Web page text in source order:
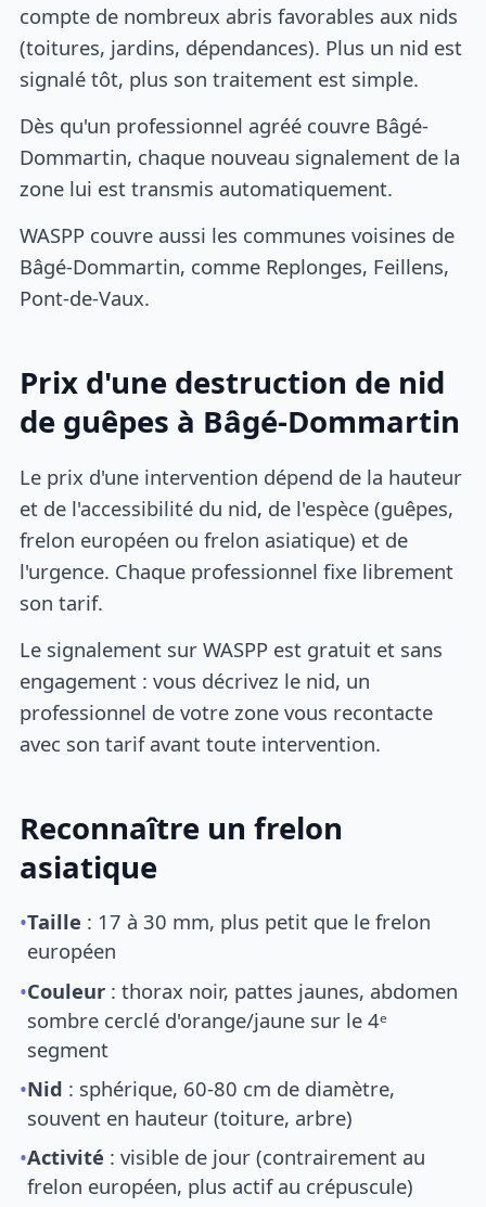
compte de nombreux abris favorables aux nids
(toitures, jardins, dépendances). Plus un nid est
signalé tôt, plus son traitement est simple.
Dès qu'un professionnel agréé couvre Bâgé-
Dommartin, chaque nouveau signalement de la
zone lui est transmis automatiquement.
WASPP couvre aussi les communes voisines de
Bâgé-Dommartin, comme Replonges, Feillens,
Pont-de-Vaux.
Prix d'une destruction de nid
de guêpes à Bâgé-Dommartin
Le prix d'une intervention dépend de la hauteur
et de l'accessibilité du nid, de l'espèce (guêpes,
frelon européen ou frelon asiatique) et de
l'urgence. Chaque professionnel fixe librement
son tarif.
Le signalement sur WASPP est gratuit et sans
engagement : vous décrivez le nid, un
professionnel de votre zone vous recontacte
avec son tarif avant toute intervention.
Reconnaître un frelon
asiatique
•Taille : 17 à 30 mm, plus petit que le frelon
européen
•Couleur : thorax noir, pattes jaunes, abdomen
sombre cerclé d'orange/jaune sur le 4ᵉ
segment
•Nid : sphérique, 60-80 cm de diamètre,
souvent en hauteur (toiture, arbre)
•Activité : visible de jour (contrairement au
frelon européen, plus actif au crépuscule)